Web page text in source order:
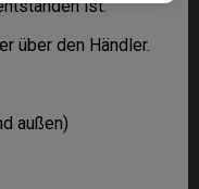
ist.
über den Händler.
außen)